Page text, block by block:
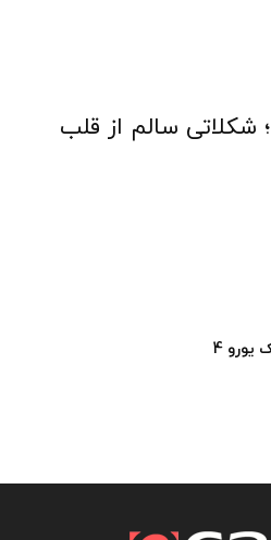
شکلات Mojo Cacao؛ شکلاتی سالم از قلب